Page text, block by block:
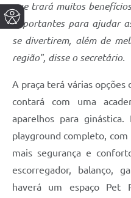
que trará muitos
importantes para ajudar
se divertirem, além de
região", disse o secretário.
A praça terá várias opções
contará com uma
aparelhos para
playground completo,
mais segurança e
escorregador, balanço,
haverá um espaço Pet